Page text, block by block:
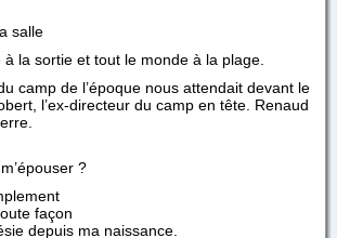
salle
la sortie et tout le monde à la plage.
camp de l’époque nous attendait devant le
l’ex-directeur du camp en tête. Renaud
?
façon
depuis ma naissance.